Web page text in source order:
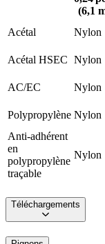
(6,1
Acétal Nylon
Acétal HSEC Nylon
AC/EC Nylon
Polypropylène Nylon
Anti-adhérent
en
polypropylène
traçable
Nylon
Téléchargements